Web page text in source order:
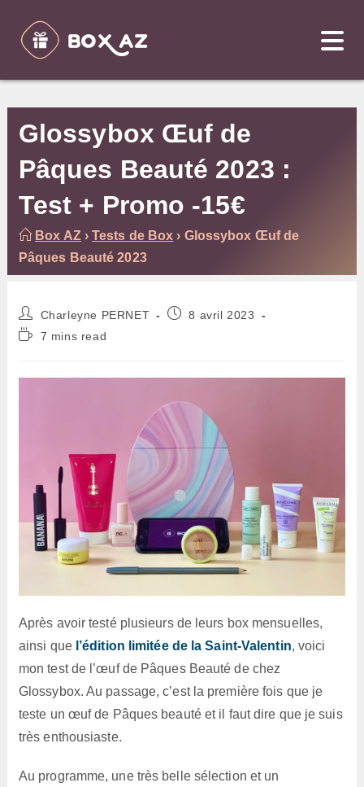
content
Glossybox Œuf de
Pâques Beauté 2023 :
Test + Promo -15€
Box AZ›Tests de Box › Glossybox Œuf de
Pâques Beauté 2023
Auteur/autrice
de
la
Charleyne PERNET
Publication
8 avril 2023
Temps7 mins read
Après avoir testé plusieurs de leurs box mensuelles,
ainsi que l’édition limitée de la Saint-Valentin, voici
mon test de l’œuf de Pâques Beauté de chez
Glossybox. Au passage, c’est la première fois que je
teste un œuf de Pâques beauté et il faut dire que je suis
très enthousiaste.
Au programme, une très belle sélection et un